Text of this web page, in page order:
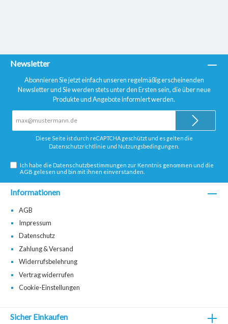
Newsletter
Abonnieren Sie jetzt einfach unseren regelmäßig erscheinenden
Newsletter und Sie werden stets unter den Ersten sein, die über neue
Produkte und Angebote informiert werden.
Adresse*
Diese Seite ist durch reCAPTCHA geschützt und es gelten die
Datenschutzrichtlinie und Nutzungsbedingungen
Ich habe dieDatenschutzbestimmungen zur Kenntnis genommen und die
AGB gelesen und bin mit ihnen einverstanden.
Informationen
AGB
Impressum
Datenschutz
Zahlung & Versand
Widerrufsbelehrung
Vertrag widerrufen
Cookie-Einstellungen
Sicher Einkaufen